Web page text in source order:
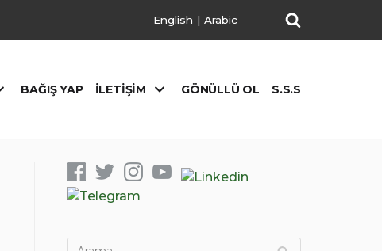
English | Arabic
BAĞIŞ YAP İLETIŞIM GÖNÜLLÜ OL S.S.S